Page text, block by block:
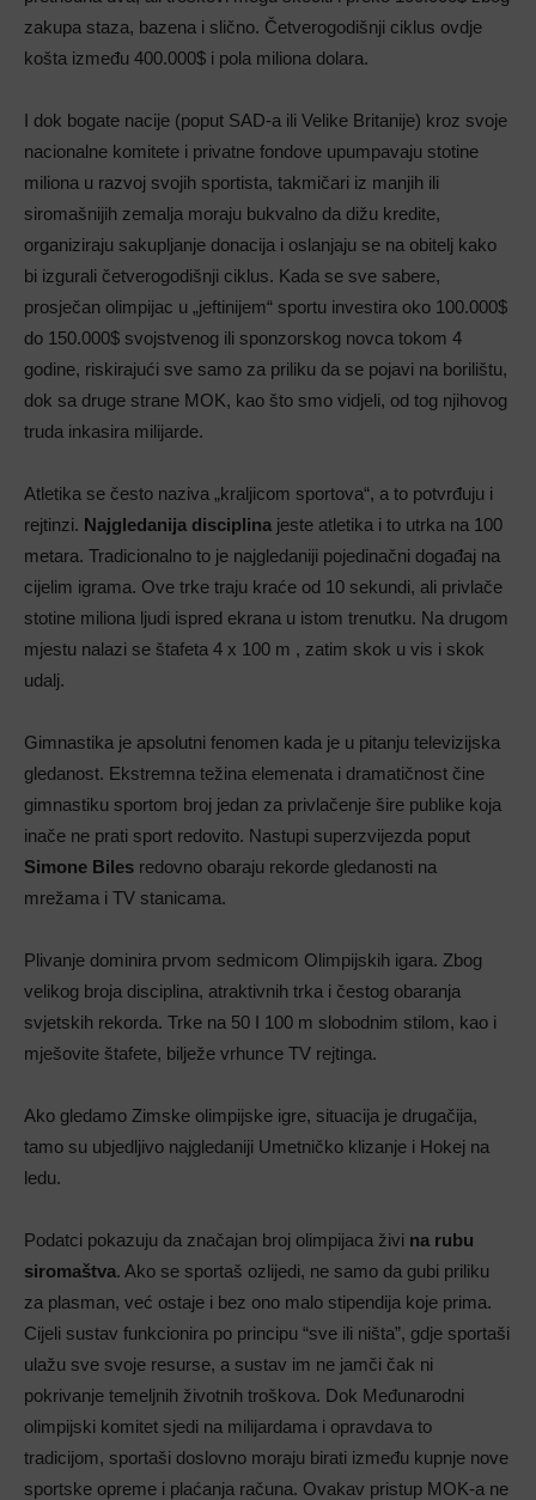
zakupa staza, bazena i slično. Četverogodišnji ciklus ovdje
košta između 400.000$ i pola miliona dolara.
I dok bogate nacije (poput SAD-a ili Velike Britanije) kroz svoje
nacionalne komitete i privatne fondove upumpavaju stotine
miliona u razvoj svojih sportista, takmičari iz manjih ili
siromašnijih zemalja moraju bukvalno da dižu kredite,
organiziraju sakupljanje donacija i oslanjaju se na obitelj kako
bi izgurali četverogodišnji ciklus. Kada se sve sabere,
prosječan olimpijac u „jeftinijem“ sportu investira oko 100.000$
do 150.000$ svojstvenog ili sponzorskog novca tokom 4
godine, riskirajući sve samo za priliku da se pojavi na borilištu,
dok sa druge strane MOK, kao što smo vidjeli, od tog njihovog
truda inkasira milijarde.
Atletika se često naziva „kraljicom sportova“, a to potvrđuju i
rejtinzi. Najgledanija disciplina jeste atletika i to utrka na 100
metara. Tradicionalno to je najgledaniji pojedinačni događaj na
cijelim igrama. Ove trke traju kraće od 10 sekundi, ali privlače
stotine miliona ljudi ispred ekrana u istom trenutku. Na drugom
mjestu nalazi se štafeta 4 x 100 m , zatim skok u vis i skok
udalj.
Gimnastika je apsolutni fenomen kada je u pitanju televizijska
gledanost. Ekstremna težina elemenata i dramatičnost čine
gimnastiku sportom broj jedan za privlačenje šire publike koja
inače ne prati sport redovito. Nastupi superzvijezda poput
Simone Biles redovno obaraju rekorde gledanosti na
mrežama i TV stanicama.
Plivanje dominira prvom sedmicom Olimpijskih igara. Zbog
velikog broja disciplina, atraktivnih trka i čestog obaranja
svjetskih rekorda. Trke na 50 I 100 m slobodnim stilom, kao i
mješovite štafete, bilježe vrhunce TV rejtinga.
Ako gledamo Zimske olimpijske igre, situacija je drugačija,
tamo su ubjedljivo najgledaniji Umetničko klizanje i Hokej na
ledu.
Podatci pokazuju da značajan broj olimpijaca živi na rubu
siromaštva. Ako se sportaš ozlijedi, ne samo da gubi priliku
za plasman, već ostaje i bez ono malo stipendija koje prima.
Cijeli sustav funkcionira po principu “sve ili ništa”, gdje sportaši
ulažu sve svoje resurse, a sustav im ne jamči čak ni
pokrivanje temeljnih životnih troškova. Dok Međunarodni
olimpijski komitet sjedi na milijardama i opravdava to
tradicijom, sportaši doslovno moraju birati između kupnje nove
sportske opreme i plaćanja računa. Ovakav pristup MOK-a ne